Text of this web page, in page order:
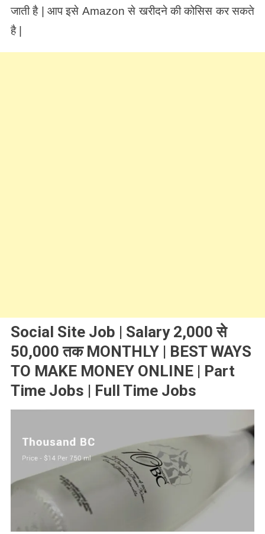
जाती है | आप इसे Amazon से खरीदने की कोसिस कर सकते
है |
Social Site Job | Salary 2,000 से
50,000 तक MONTHLY | BEST WAYS
TO MAKE MONEY ONLINE | Part
Time Jobs | Full Time Jobs